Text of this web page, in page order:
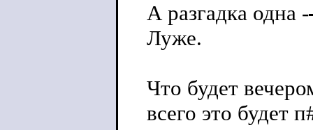
А разгадка одна -
Луже.
Что будет
всего это будет